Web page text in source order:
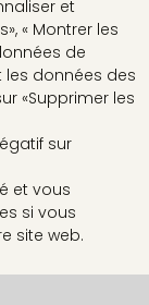
et
« Montrer les
de
les données des
«Supprimer les
sur
et vous
si vous
site web.